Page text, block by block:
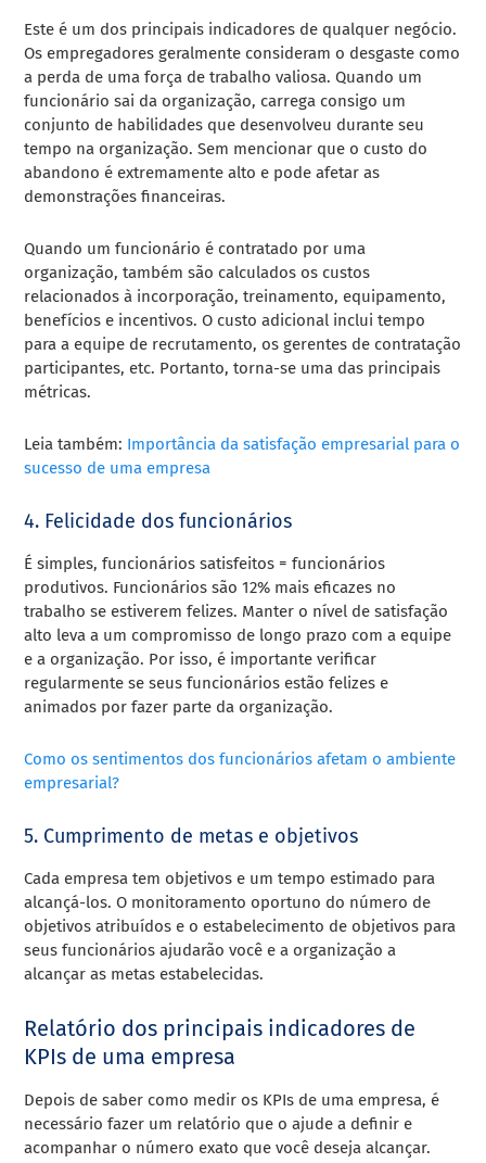
Este é um dos principais indicadores de qualquer negócio.
Os empregadores geralmente consideram o desgaste como
a perda de uma força de trabalho valiosa. Quando um
funcionário sai da organização, carrega consigo um
conjunto de habilidades que desenvolveu durante seu
tempo na organização. Sem mencionar que o custo do
abandono é extremamente alto e pode afetar as
demonstrações financeiras.
Quando um funcionário é contratado por uma
organização, também são calculados os custos
relacionados à incorporação, treinamento, equipamento,
benefícios e incentivos. O custo adicional inclui tempo
para a equipe de recrutamento, os gerentes de contratação
participantes, etc. Portanto, torna-se uma das principais
métricas.
Leia também: Importância da satisfação empresarial para o
sucesso de uma empresa
4. Felicidade dos funcionários
É simples, funcionários satisfeitos = funcionários
produtivos. Funcionários são 12% mais eficazes no
trabalho se estiverem felizes. Manter o nível de satisfação
alto leva a um compromisso de longo prazo com a equipe
e a organização. Por isso, é importante verificar
regularmente se seus funcionários estão felizes e
animados por fazer parte da organização.
Como os sentimentos dos funcionários afetam o ambiente
empresarial?
5. Cumprimento de metas e objetivos
Cada empresa tem objetivos e um tempo estimado para
alcançá-los. O monitoramento oportuno do número de
objetivos atribuídos e o estabelecimento de objetivos para
seus funcionários ajudarão você e a organização a
alcançar as metas estabelecidas.
Relatório dos principais indicadores de
KPIs de uma empresa
Depois de saber como medir os KPIs de uma empresa, é
necessário fazer um relatório que o ajude a definir e
acompanhar o número exato que você deseja alcançar.